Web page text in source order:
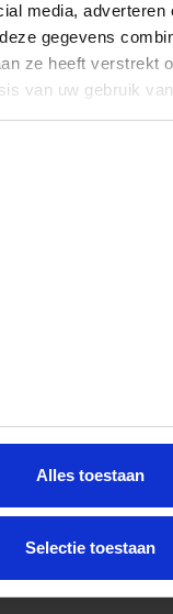
media, adverteren
gegevens
ze heeft verstrekt
van uw gebruik
Alles toestaan
Selectie toestaan
levertijd 1 tot meerdere
Stuk